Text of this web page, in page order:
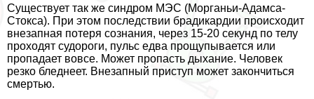
Существует так же синдром МЭС (Морганьи-Адамса-
Стокса). При этом последствии брадикардии происходит
внезапная потеря сознания, через 15-20 секунд по телу
проходят судороги, пульс едва прощупывается или
пропадает вовсе. Может пропасть дыхание. Человек
резко бледнеет. Внезапный приступ может закончиться
cмepтью.